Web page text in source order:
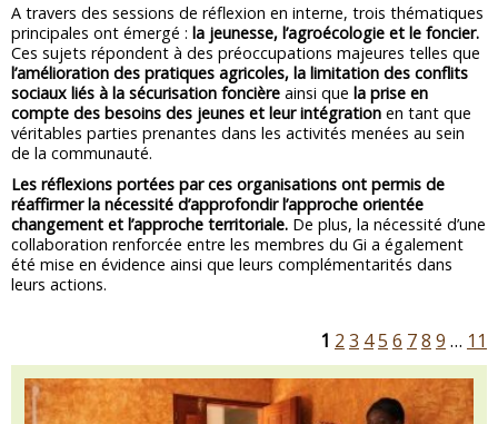
A travers des sessions de réflexion en interne, trois thématiques
principales ont émergé : la jeunesse, l’agroécologie et le foncier.
Ces sujets répondent à des préoccupations majeures telles que
l’amélioration des pratiques agricoles, la limitation des conflits
sociaux liés à la sécurisation foncière ainsi que la prise en
compte des besoins des jeunes et leur intégration en tant que
véritables parties prenantes dans les activités menées au sein
de la communauté.
Les réflexions portées par ces organisations ont permis de
réaffirmer la nécessité d’approfondir l’approche orientée
changement et l’approche territoriale. De plus, la nécessité d’une
collaboration renforcée entre les membres du Gi a également
été mise en évidence ainsi que leurs complémentarités dans
leurs actions.
1 2 3 45 6 78 9 … 11